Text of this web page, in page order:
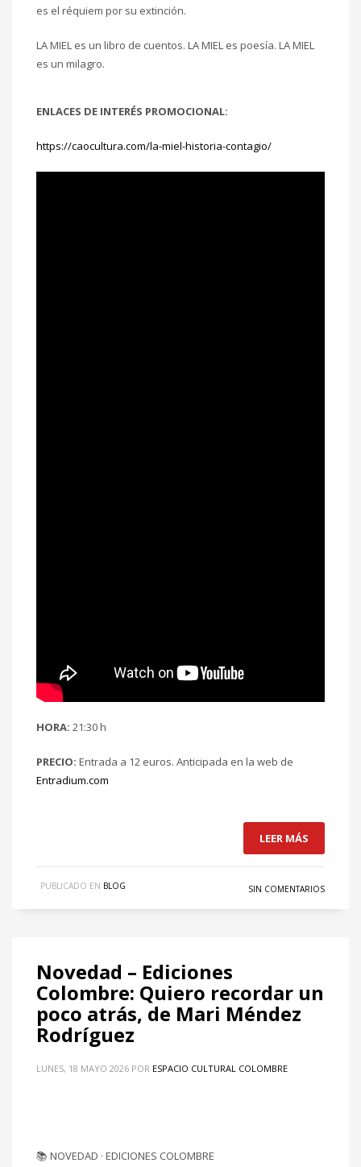
es el réquiem por su extinción.
LA MIEL es un libro de cuentos. LA MIEL es poesía. LA MIEL
es un milagro.
ENLACES DE INTERÉS PROMOCIONAL:
https://caocultura.com/la-miel-historia-contagio/
HORA: 21:30 h
PRECIO: Entrada a 12 euros. Anticipada en la web de
Entradium.com
LEER MÁS
PUBLICADO EN BLOG SIN COMENTARIOS
Novedad – Ediciones
Colombre: Quiero recordar un
poco atrás, de Mari Méndez
Rodríguez
LUNES, 18 MAYO 2026 POR ESPACIO CULTURAL COLOMBRE
📚 NOVEDAD · EDICIONES COLOMBRE